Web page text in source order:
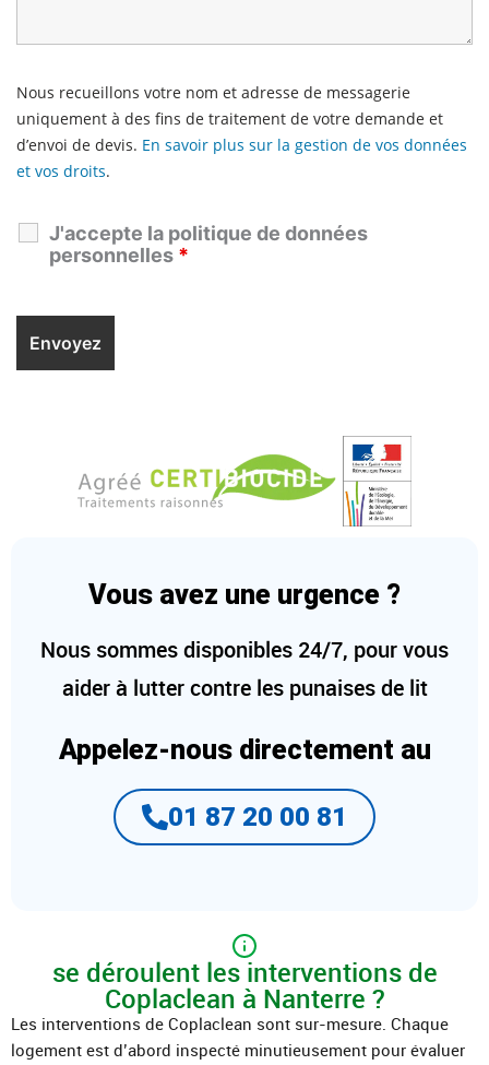
Nous recueillons votre nom et adresse de messagerie
uniquement à des fins de traitement de votre demande et
d’envoi de devis. En savoir plus sur la gestion de vos données
et vos droits.
J'accepte la politique de données
personnelles *
Vous avez une urgence ?
Nous sommes disponibles 24/7, pour vous
aider à lutter contre les punaises de lit
Appelez-nous directement au
01 87 20 00 81
se déroulent les interventions de
Coplaclean à Nanterre ?
Les interventions de Coplaclean sont sur-mesure. Chaque
logement est d’abord inspecté minutieusement pour évaluer